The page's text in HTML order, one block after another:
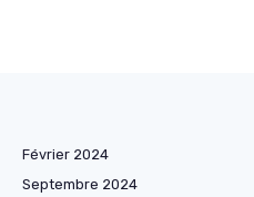
Février 2024
Septembre 2024